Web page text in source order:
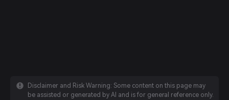
Disclaimer and Risk Warning: Some content on this page may
be assisted or generated by AI and is for general reference only.